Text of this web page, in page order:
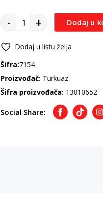
- + Dodaj u
Dodaj u listu želja
Šifra:7154
Proizvođač: Turkuaz
Šifra proizvođača: 13010652
Social Share: FacebookTikTok